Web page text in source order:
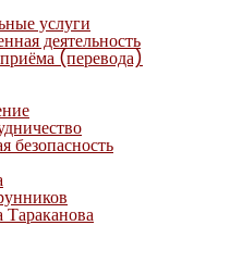
услуги
деятельность
(перевода)
безопасность